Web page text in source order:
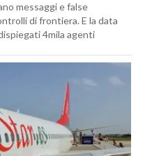
messaggi e false
di frontiera. E la data
4mila agenti